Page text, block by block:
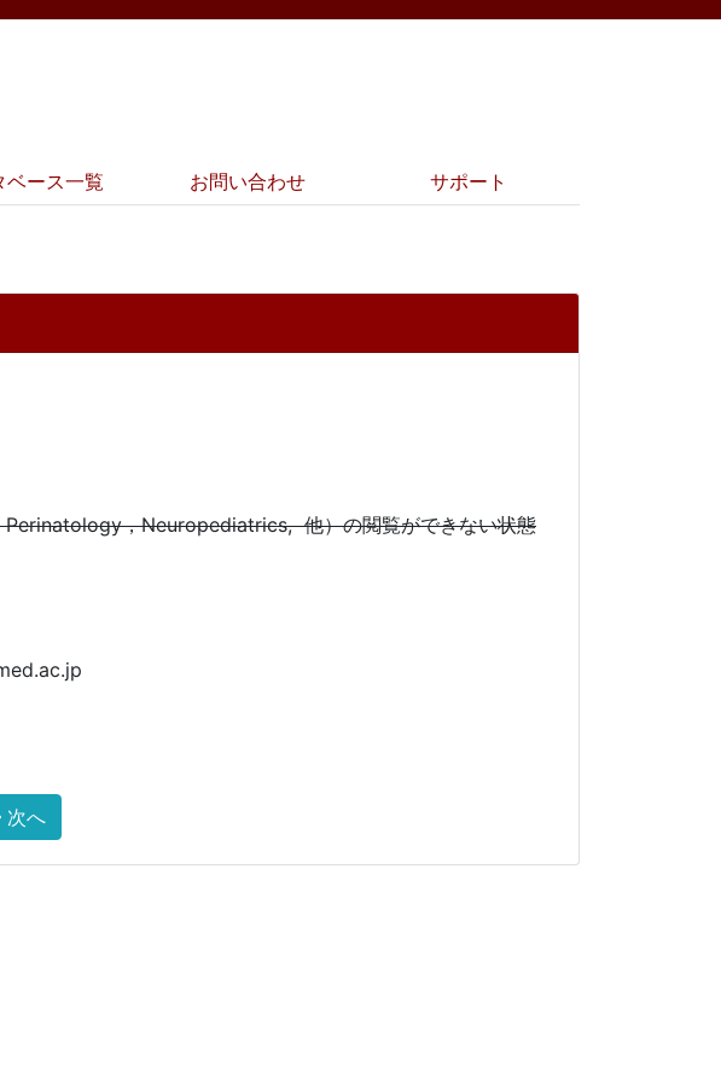
ベース一覧 お問い合わせ サポート
，Neuropediatrics, 他）の閲覧ができない状態
次へ